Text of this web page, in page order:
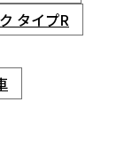
タイプR